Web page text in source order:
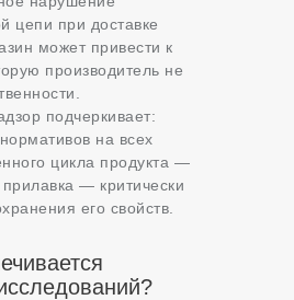
цепи при доставке
может привести к
производитель не
подчеркивает:
на всех
цикла продукта —
— критически
его свойств.